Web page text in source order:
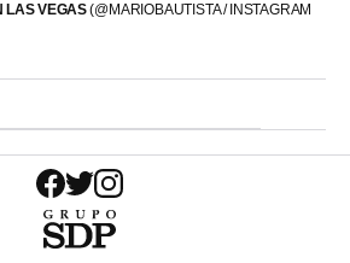
LAS VEGAS(@MARIOBAUTISTA / INSTAGRAM